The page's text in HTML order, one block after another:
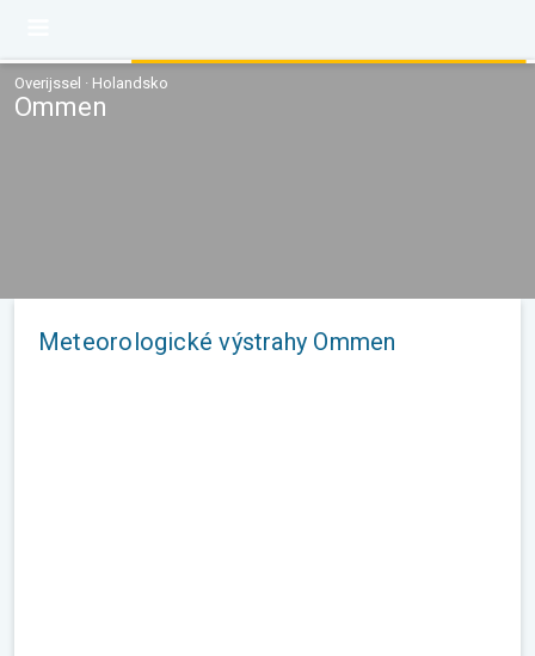
Overijssel · Holandsko
Ommen
Meteorologické výstrahy Ommen